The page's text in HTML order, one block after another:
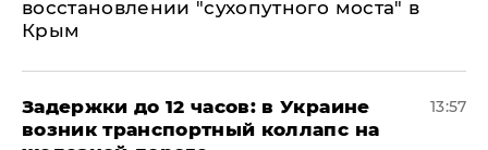
восстановлении "сухопутного моста" в
Крым
Задержки до 12 часов: в Украине
возник транспортный коллапс на
13:57